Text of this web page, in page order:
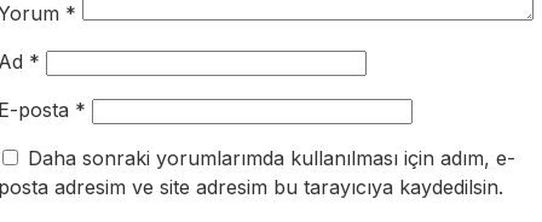
*
*
posta *
Daha sonraki yorumlarımda kullanılması için adım, e-
adresim ve site adresim bu tarayıcıya kaydedilsin.